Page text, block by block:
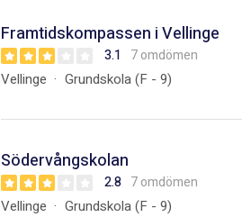
Framtidskompassen i Vellinge
3.1 7 omdömen
Vellinge Grundskola (F - 9)
Södervångskolan
2.8 7 omdömen
Vellinge Grundskola (F - 9)